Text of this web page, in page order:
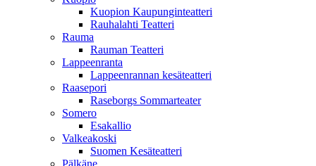
Kuopion Kaupunginteatteri
Rauhalahti Teatteri
Rauma
Rauman Teatteri
Lappeenranta
Lappeenrannan kesäteatteri
Raasepori
Raseborgs Sommarteater
Somero
Esakallio
Valkeakoski
Suomen Kesäteatteri
Pälkäne